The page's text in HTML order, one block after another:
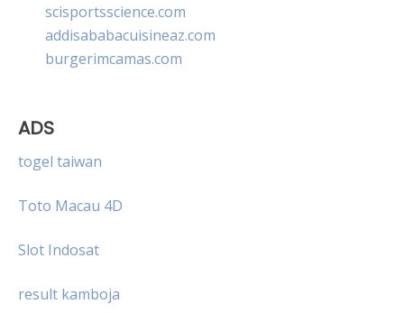
scisportsscience.com
addisababacuisineaz.com
burgerimcamas.com
ADS
togel taiwan
Toto Macau 4D
Slot Indosat
result kamboja